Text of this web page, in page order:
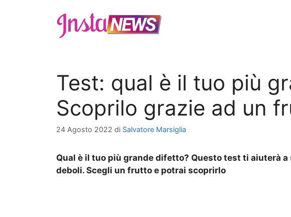
Test: qual è il tuo più
Scoprilo grazie ad un
24 Agosto 2022 di Salvatore Marsiglia
Qual è il tuo più grande difetto? Questo test ti aiuterà
deboli. Scegli un frutto e potrai scoprirlo